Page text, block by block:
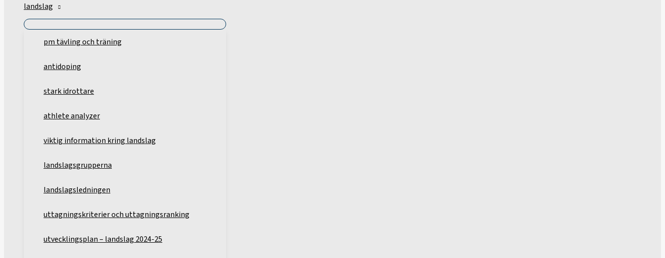
landslag
pm tävling och träning
antidoping
stark idrottare
athlete analyzer
viktig information kring landslag
landslagsgrupperna
landslagsledningen
uttagningskriterier och uttagningsranking
utvecklingsplan – landslag 2024-25